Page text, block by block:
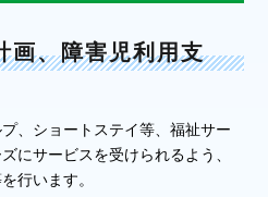
画、障害児利用支
、ショートステイ等、福祉サー
にサービスを受けられるよう、
行います。